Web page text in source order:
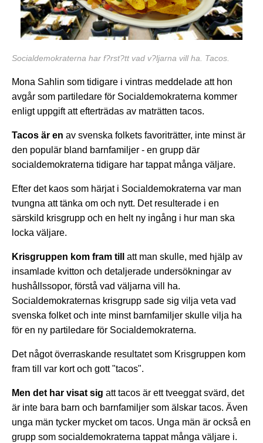
Socialdemokraterna har f?rst?tt vad v?ljarna vill ha. Tacos.
Mona Sahlin som tidigare i vintras meddelade att hon
avgår som partiledare för Socialdemokraterna kommer
enligt uppgift att efterträdas av maträtten tacos.
Tacos är en av svenska folkets favoriträtter, inte minst är
den populär bland barnfamiljer - en grupp där
socialdemokraterna tidigare har tappat många väljare.
Efter det kaos som härjat i Socialdemokraterna var man
tvungna att tänka om och nytt. Det resulterade i en
särskild krisgrupp och en helt ny ingång i hur man ska
locka väljare.
Krisgruppen kom fram till
att man skulle, med hjälp av
insamlade kvitton och detaljerade undersökningar av
hushållssopor, förstå vad väljarna vill ha.
Socialdemokraternas krisgrupp sade sig vilja veta vad
svenska folket och inte minst barnfamiljer skulle vilja ha
för en ny partiledare för Socialdemokraterna.
Det något överraskande resultatet som Krisgruppen kom
fram till var kort och gott "tacos".
Men det har visat sig att tacos är ett tveeggat svärd, det
är inte bara barn och barnfamiljer som älskar tacos. Även
unga män tycker mycket om tacos. Unga män är också en
grupp som socialdemokraterna tappat många väljare i.